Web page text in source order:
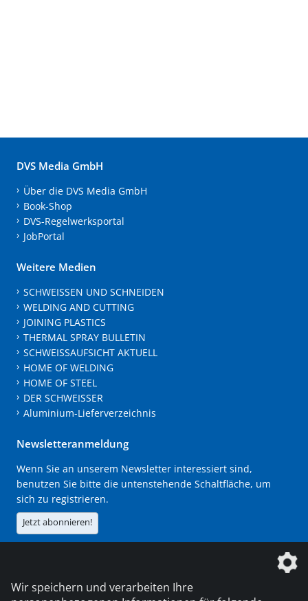
DVS Media GmbH
Über die DVS Media GmbH
Book-Shop
DVS-Regelwerksportal
JobPortal
Weitere Medien
SCHWEISSEN UND SCHNEIDEN
WELDING AND CUTTING
JOINING PLASTICS
THERMAL SPRAY BULLETIN
SCHWEISSAUFSICHT AKTUELL
HOME OF WELDING
HOME OF STEEL
DER SCHWEISSER
Aluminium-Lieferverzeichnis
Newsletteranmeldung
Wenn Sie an unserem Newsletter interessiert sind,
benutzen Sie bitte die untenstehende Schaltfläche, um
sich zu registrieren.
Jetzt abonnieren!
Die DVS Media GmbH ist ein Unternehmen der
Wir speichern und verarbeiten Ihre